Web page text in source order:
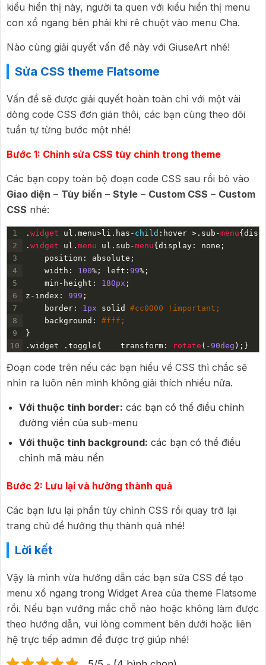
kiểu hiển thị này, người ta quen với kiểu hiển thị menu
con xổ ngang bên phải khi rê chuột vào menu Cha.
Nào cùng giải quyết vấn đề này với GiuseArt nhé!
Sửa CSS theme Flatsome
Vấn đề sẽ được giải quyết hoàn toàn chỉ với một vài
dòng code CSS đơn giản thôi, các bạn cùng theo dõi
tuần tự từng bước một nhé!
Bước 1: Chỉnh sửa CSS tùy chỉnh trong theme
Các bạn copy toàn bộ đoạn code CSS sau rồi bỏ vào
Giao diện – Tùy biến – Style – Custom CSS – Custom
CSS nhé:
1
2
3
4
5
6
7
8
9
10
. widget ul . menu> li . has - child : hover > . sub -menu{
. widget ul . menu ul . sub -menu{ display : none ;
position : absolute ;
width : 100% ; left : 99% ;
min - height : 180px ;
z - index : 999 ;
border : 1px solid
#cc0000 !important;
background :
#fff;
}
. widget . toggle{ transform : rotate ( -90deg ) ; }
Đoạn code trên nếu các bạn hiểu về CSS thì chắc sẽ
nhìn ra luôn nên mình không giải thích nhiều nữa.
Với thuộc tính border: các bạn có thể điều chỉnh
đường viền của sub-menu
Với thuộc tính background: các bạn có thể điều
chỉnh mã màu nền
Bước 2: Lưu lại và hưởng thành quả
Các bạn lưu lại phần tùy chỉnh CSS rồi quay trở lại
trang chủ đề hưởng thụ thành quả nhé!
Lời kết
Vậy là mình vừa hướng dẫn các bạn sửa CSS để tạo
menu xổ ngang trong Widget Area của theme Flatsome
rồi. Nếu bạn vướng mắc chỗ nào hoặc không làm được
theo hướng dẫn, vui lòng comment bên dưới hoặc liên
hệ trực tiếp admin để được trợ giúp nhé!